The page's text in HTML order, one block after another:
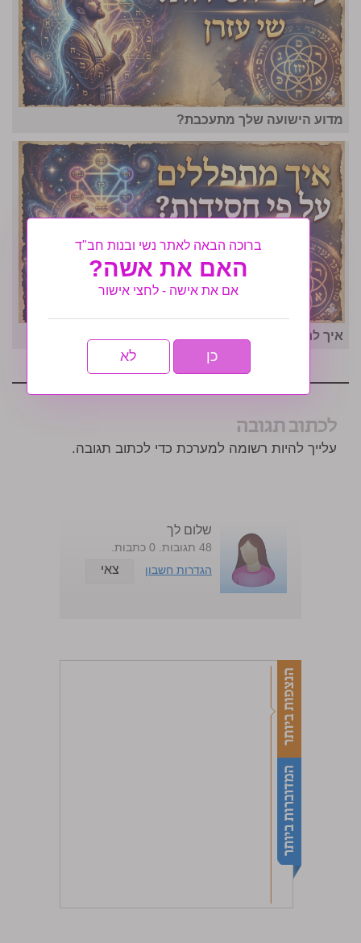
מדוע הישועה שלך מתעכבת?
איך לרדת במשקל בזמן קצר
לכתוב תגובה
עלייך להיות רשומה למערכת כדי לכתוב תגובה.
שלום לך
48 תגובות. 0 כתבות.
הגדרות חשבון
צאי
ברוכה הבאה לאתר נשי ובנות חב"ד
האם את אשה?
אם את אישה - לחצי אישור
כן לא